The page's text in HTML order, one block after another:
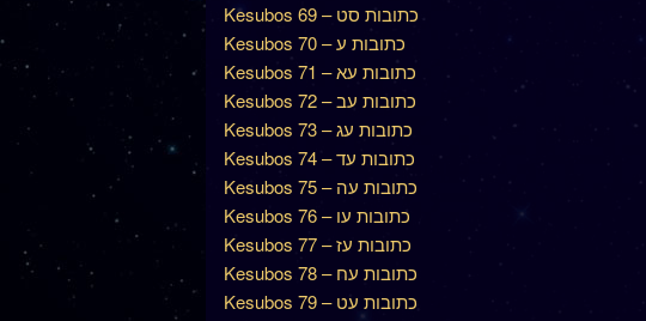
Kesubos 69 – כתובות סט
Kesubos 70 – כתובות ע
Kesubos 71 – כתובות עא
Kesubos 72 – כתובות עב
Kesubos 73 – כתובות עג
Kesubos 74 – כתובות עד
Kesubos 75 – כתובות עה
Kesubos 76 – כתובות עו
Kesubos 77 – כתובות עז
Kesubos 78 – כתובות עח
Kesubos 79 – כתובות עט